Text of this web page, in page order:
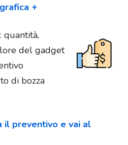
+
quantità,
del gadget
di bozza
il preventivo e vai al